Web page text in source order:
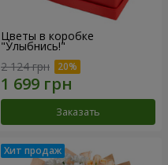
Цветы в коробке
"Улыбнись!"
2 124 грн
Заказать